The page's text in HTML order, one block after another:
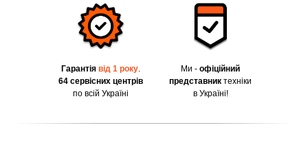
Гарантія від 1 року.
64 сервісних центрів
по всій Україні
Ми - офіційний
представник техніки
в Україні!